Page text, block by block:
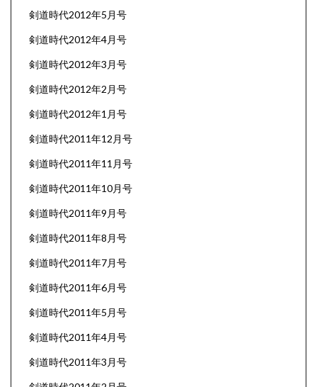
剣道時代2012年5月号
剣道時代2012年4月号
剣道時代2012年3月号
剣道時代2012年2月号
剣道時代2012年1月号
剣道時代2011年12月号
剣道時代2011年11月号
剣道時代2011年10月号
剣道時代2011年9月号
剣道時代2011年8月号
剣道時代2011年7月号
剣道時代2011年6月号
剣道時代2011年5月号
剣道時代2011年4月号
剣道時代2011年3月号